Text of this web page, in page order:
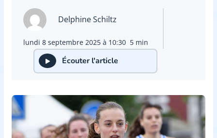
Delphine Schiltz
lundi 8 septembre 2025 à 10:30 5 min
Écouter l'article